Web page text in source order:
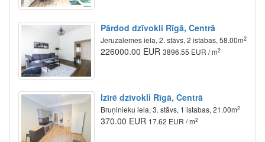
Pārdod dzīvokli Rīgā, Centrā
Jeruzalemes iela, 2. stāvs, 2 istabas, 58.00m2
226000.00 EUR 3896.55 EUR / m2
Izīrē dzīvokli Rīgā, Centrā
Bruņinieku iela, 3. stāvs, 1 istabas, 21.00m2
370.00 EUR 17.62 EUR / m2